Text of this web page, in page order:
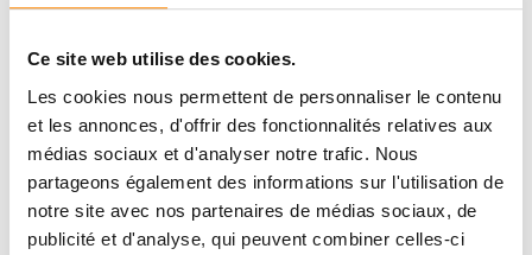
Ce site web utilise des cookies.
Les cookies nous permettent de personnaliser le contenu
et les annonces, d'offrir des fonctionnalités relatives aux
médias sociaux et d'analyser notre trafic. Nous
partageons également des informations sur l'utilisation de
notre site avec nos partenaires de médias sociaux, de
publicité et d'analyse, qui peuvent combiner celles-ci